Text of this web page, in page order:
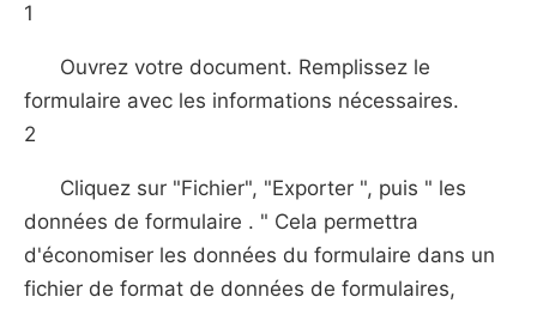
1
Ouvrez votre document. Remplissez le
formulaire avec les informations nécessaires.
2
Cliquez sur "Fichier", "Exporter ", puis " les
données de formulaire . " Cela permettra
d'économiser les données du formulaire dans un
fichier de format de données de formulaires,